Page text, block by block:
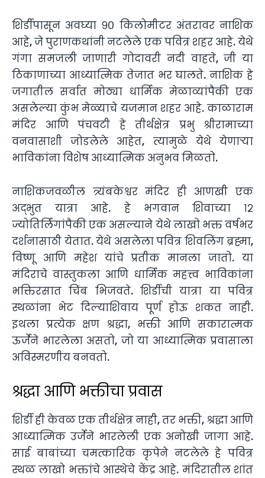
शिर्डीपासून अवघ्या ९० किलोमीटर अंतरावर नाशिक
आहे, जे पुराणकथांनी नटलेले एक पवित्र शहर आहे. येथे
गंगा समजली जाणारी गोदावरी नदी वाहते, जी या
ठिकाणाच्या आध्यात्मिक तेजात भर घालते. नाशिक हे
जगातील सर्वात मोठ्या धार्मिक मेळाव्यांपैकी एक
असलेल्या कुंभ मेळ्याचे यजमान शहर आहे. काळाराम
मंदिर आणि पंचवटी हे तीर्थक्षेत्र प्रभु श्रीरामाच्या
वनवासाशी जोडलेले आहेत, त्यामुळे येथे येणाऱ्या
भाविकांना विशेष आध्यात्मिक अनुभव मिळतो.
नाशिकजवळील त्र्यंबकेश्वर मंदिर ही आणखी एक
अद्भुत यात्रा आहे. हे भगवान शिवाच्या १२
ज्योतिर्लिंगांपैकी एक असल्याने येथे लाखो भक्त वर्षभर
दर्शनासाठी येतात. येथे असलेला पवित्र शिवलिंग ब्रह्मा,
विष्णू आणि महेश यांचे प्रतीक मानला जातो. या
मंदिराचे वास्तुकला आणि धार्मिक महत्त्व भाविकांना
भक्तिरसात चिंब भिजवते. शिर्डीची यात्रा या पवित्र
स्थळांना भेट दिल्याशिवाय पूर्ण होऊ शकत नाही.
इथला प्रत्येक क्षण श्रद्धा, भक्ती आणि सकारात्मक
ऊर्जेने भारलेला असतो, जो या आध्यात्मिक प्रवासाला
अविस्मरणीय बनवतो.
श्रद्धा आणि भक्तीचा प्रवास
शिर्डी ही केवळ एक तीर्थक्षेत्र नाही, तर भक्ती, श्रद्धा आणि
आध्यात्मिक उर्जेने भारलेली एक अनोखी जागा आहे.
साई बाबांच्या चमत्कारिक कृपेने नटलेले हे पवित्र
स्थळ लाखो भक्तांचे आस्थेचे केंद्र आहे. मंदिरातील शांत